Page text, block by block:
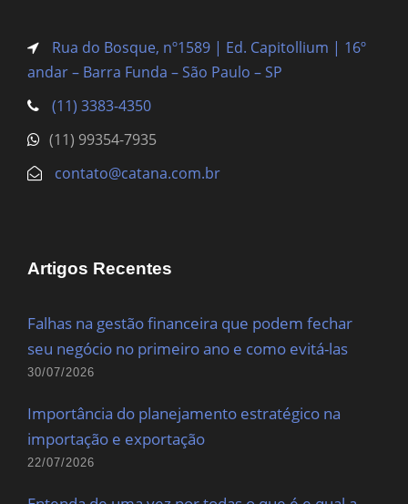
Rua do Bosque, nº1589 | Ed. Capitollium | 16º
andar – Barra Funda – São Paulo – SP
(11) 3383-4350
(11) 99354-7935
contato@catana.com.br
Artigos Recentes
Falhas na gestão financeira que podem fechar
seu negócio no primeiro ano e como evitá-las
30/07/2026
Importância do planejamento estratégico na
importação e exportação
22/07/2026